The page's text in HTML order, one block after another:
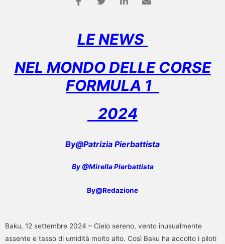
LE NEWS
NEL MONDO DELLE CORSE
FORMULA 1
2024
By@Patrizia Pierbattista
By @Mirella Pierbattista
By@Redazione
Baku, 12 settembre 2024 – Cielo sereno, vento inusualmente
assente e tasso di umidità molto alto. Così Baku ha accolto i piloti